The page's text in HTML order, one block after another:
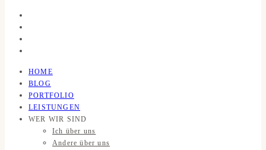
HOME
BLOG
PORTFOLIO
LEISTUNGEN
WER WIR SIND
Ich über uns
Andere über uns